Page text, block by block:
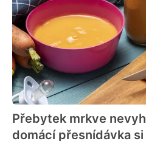
Přebytek mrkve
domácí přesnídávka